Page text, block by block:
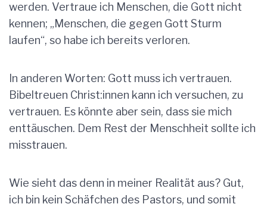
werden. Vertraue ich Menschen, die Gott nicht
kennen; „Menschen, die gegen Gott Sturm
laufen“, so habe ich bereits verloren.
In anderen Worten: Gott muss ich vertrauen.
Bibeltreuen Christ:innen kann ich versuchen, zu
vertrauen. Es könnte aber sein, dass sie mich
enttäuschen. Dem Rest der Menschheit sollte ich
misstrauen.
Wie sieht das denn in meiner Realität aus? Gut,
ich bin kein Schäfchen des Pastors, und somit